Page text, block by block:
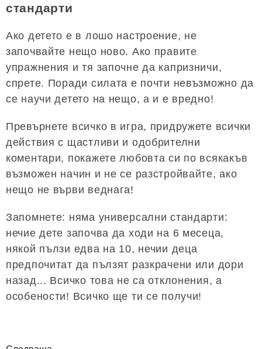
стандарти
Ако детето е в лошо настроение, не
започвайте нещо ново. Ако правите
упражнения и тя започне да капризничи,
спрете. Поради силата е почти невъзможно да
се научи детето на нещо, а и е вредно!
Превърнете всичко в игра, придружете всички
действия с щастливи и одобрителни
коментари, покажете любовта си по всякакъв
възможен начин и не се разстройвайте, ако
нещо не върви веднага!
Запомнете: няма универсални стандарти:
нечие дете започва да ходи на 6 месеца,
някой пълзи едва на 10, нечии деца
предпочитат да пълзят разкрачени или дори
назад... Всичко това не са отклонения, а
особености! Всичко ще ти се получи!